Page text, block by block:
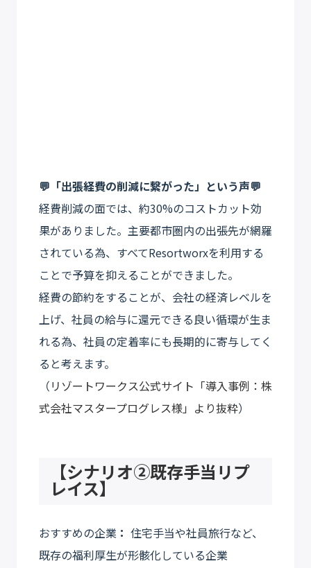
💬「出張経費の削減に繋がった」という声💬
経費削減の面では、約30%のコストカット効
果がありました。主要都市圏内の出張先が網羅
されている為、すべてResortworxを利用する
ことで予算を抑えることができました。
経費の節約をすることが、会社の経済レベルを
上げ、社員の給与に還元できる良い循環が生ま
れる為、社員の定着率にも長期的に寄与してく
ると考えます。
（リゾートワークス公式サイト「導入事例：株
式会社マスタープログレス様」より抜粋）
【シナリオ②既存手当リプ
レイス】
おすすめの企業 ： 住宅手当や社員旅行など、
既存の福利厚生が形骸化している企業